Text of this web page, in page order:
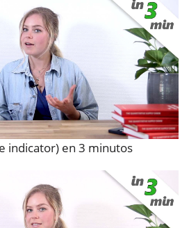
indicator) en 3 minutos